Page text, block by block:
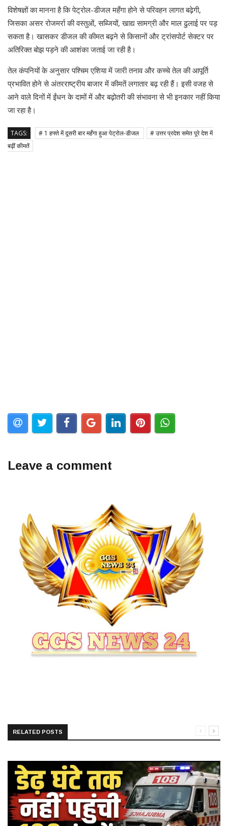
विशेषज्ञों का मानना है कि पेट्रोल-डीजल महँगा होने से परिवहन लागत बढ़ेगी,
जिसका असर रोजमर्रा की वस्तुओं, सब्जियों, खाद्य सामग्री और माल ढुलाई पर पड़
सकता है। खासकर डीजल की कीमत बढ़ने से किसानों और ट्रांसपोर्ट सेक्टर पर
अतिरिक्त बोझ पड़ने की आशंका जताई जा रही है।
तेल कंपनियों के अनुसार पश्चिम एशिया में जारी तनाव और कच्चे तेल की आपूर्ति
प्रभावित होने से अंतरराष्ट्रीय बाजार में कीमतें लगातार बढ़ रही हैं। इसी वजह से
आने वाले दिनों में ईंधन के दामों में और बढ़ोतरी की संभावना से भी इनकार नहीं किया
जा रहा है।
TAGS: # 1 हफ्ते में दूसरी बार महँगा हुआ पेट्रोल-डीजल
# उत्तर प्रदेश समेत पूरे देश में
बढ़ीं कीमतें
Leave a comment
RELATED POSTS